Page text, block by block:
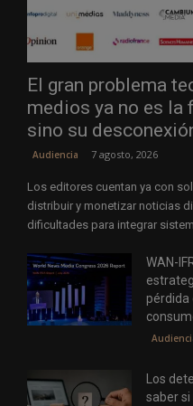
El gran problema
medios ya no es la
sino su
Audiencia 7 agosto, 2026
Los editores cuentan ya con
distribuir y monetizar noticias
dificultades para integrar
WAN-
pérdida
Los
saber